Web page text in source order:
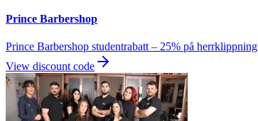
Prince Barbershop
Prince Barbershop studentrabatt – 25% på herrklippning
View discount code